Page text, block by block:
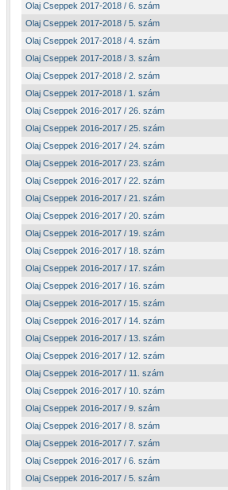
Olaj Cseppek 2017-2018 / 6. szám
Olaj Cseppek 2017-2018 / 5. szám
Olaj Cseppek 2017-2018 / 4. szám
Olaj Cseppek 2017-2018 / 3. szám
Olaj Cseppek 2017-2018 / 2. szám
Olaj Cseppek 2017-2018 / 1. szám
Olaj Cseppek 2016-2017 / 26. szám
Olaj Cseppek 2016-2017 / 25. szám
Olaj Cseppek 2016-2017 / 24. szám
Olaj Cseppek 2016-2017 / 23. szám
Olaj Cseppek 2016-2017 / 22. szám
Olaj Cseppek 2016-2017 / 21. szám
Olaj Cseppek 2016-2017 / 20. szám
Olaj Cseppek 2016-2017 / 19. szám
Olaj Cseppek 2016-2017 / 18. szám
Olaj Cseppek 2016-2017 / 17. szám
Olaj Cseppek 2016-2017 / 16. szám
Olaj Cseppek 2016-2017 / 15. szám
Olaj Cseppek 2016-2017 / 14. szám
Olaj Cseppek 2016-2017 / 13. szám
Olaj Cseppek 2016-2017 / 12. szám
Olaj Cseppek 2016-2017 / 11. szám
Olaj Cseppek 2016-2017 / 10. szám
Olaj Cseppek 2016-2017 / 9. szám
Olaj Cseppek 2016-2017 / 8. szám
Olaj Cseppek 2016-2017 / 7. szám
Olaj Cseppek 2016-2017 / 6. szám
Olaj Cseppek 2016-2017 / 5. szám